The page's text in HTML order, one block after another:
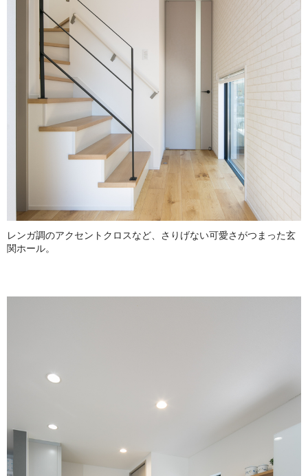
レンガ調のアクセントクロスなど、さりげない可愛さがつまった玄
関ホール。